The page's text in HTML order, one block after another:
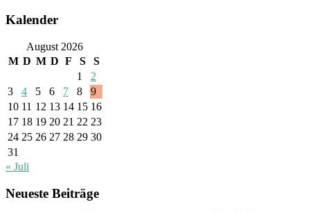
Kalender
August 2026
M D M D F S
S
1
2
3
4 5 6 7 8
9
10 11 12 13 14 15 16
17 18 19 20 21 22 23
24 25 26 27 28 29 30
31
« Juli
Neueste Beiträge